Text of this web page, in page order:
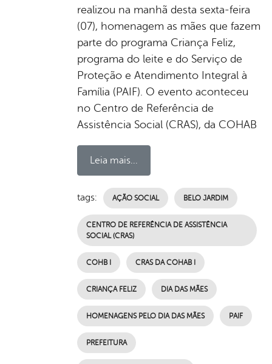
realizou na manhã desta sexta-feira
(07), homenagem as mães que fazem
parte do programa Criança Feliz,
programa do leite e do Serviço de
Proteção e Atendimento Integral à
Família (PAIF). O evento aconteceu
no Centro de Referência de
Assistência Social (CRAS), da COHAB
Leia mais...
tags: AÇÃO SOCIAL BELO JARDIM
CENTRO DE REFERÊNCIA DE ASSISTÊNCIA
SOCIAL (CRAS)
COHB I CRAS DA COHAB I
CRIANÇA FELIZ DIA DAS MÃES
HOMENAGENS PELO DIA DAS MÃES PAIF
PREFEITURA